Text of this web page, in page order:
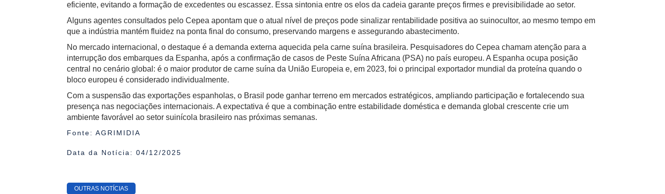
eficiente, evitando a formação de excedentes ou escassez. Essa sintonia entre os elos da cadeia garante preços firmes e previsibilidade ao setor.
Alguns agentes consultados pelo Cepea apontam que o atual nível de preços pode sinalizar rentabilidade positiva ao suinocultor, ao mesmo tempo em
que a indústria mantém fluidez na ponta final do consumo, preservando margens e assegurando abastecimento.
No mercado internacional, o destaque é a demanda externa aquecida pela carne suína brasileira. Pesquisadores do Cepea chamam atenção para a
interrupção dos embarques da Espanha, após a confirmação de casos de Peste Suína Africana (PSA) no país europeu. A Espanha ocupa posição
central no cenário global: é o maior produtor de carne suína da União Europeia e, em 2023, foi o principal exportador mundial da proteína quando o
bloco europeu é considerado individualmente.
Com a suspensão das exportações espanholas, o Brasil pode ganhar terreno em mercados estratégicos, ampliando participação e fortalecendo sua
presença nas negociações internacionais. A expectativa é que a combinação entre estabilidade doméstica e demanda global crescente crie um
ambiente favorável ao setor suinícola brasileiro nas próximas semanas.
Fonte: AGRIMIDIA
Data da Notícia: 04/12/2025
OUTRAS NOTÍCIAS